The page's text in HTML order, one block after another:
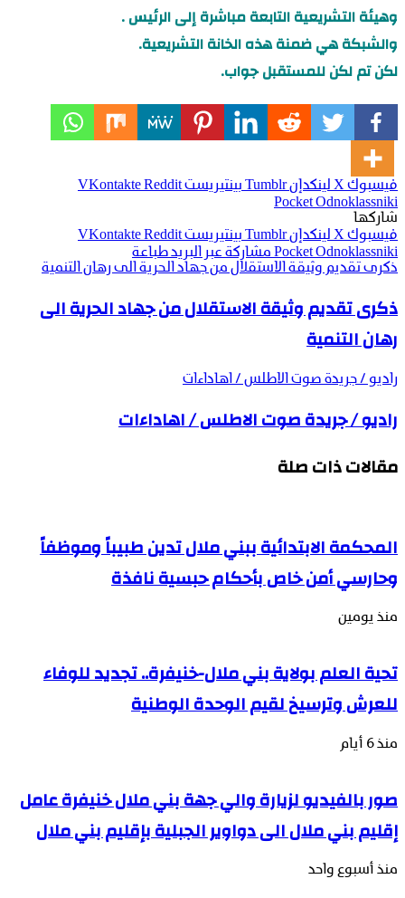
وهيئة التشريعية التابعة مباشرة إلى الرئيس .
والشبكة هي ضمنة هذه الخانة التشريعية.
لكن تم لكن للمستقبل جواب.
فيسبوك‫X لينكدإن بينتيريست
Odnoklassniki
‫Pocket
شاركها
فيسبوك‫X لينكدإن بينتيريست
Odnoklassniki
‫Pocket مشاركة عبر البريدطباعة
ذكرى تقديم وثيقة الاستقلال من جهاد الحرية الى رهان التنمية
ذكرى تقديم وثيقة الاستقلال من جهاد الحرية الى
رهان التنمية
راديو / جريدة صوت الاطلس / اهاداءات
راديو / جريدة صوت الاطلس / اهاداءات
مقالات ذات صلة
المحكمة الابتدائية ببني ملال تدين طبيباً وموظفاً
وحارسي أمن خاص بأحكام حبسية نافذة
منذ يومين
تحية العلم بولاية بني ملال-خنيفرة.. تجديد للوفاء
للعرش وترسيخ لقيم الوحدة الوطنية
منذ 6 أيام
صور بالفيديو لزيارة والي جهة بني ملال خنيفرة عامل
إقليم بني ملال الى دواوير الجبلية بإقليم بني ملال
منذ أسبوع واحد